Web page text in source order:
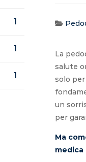
1
1
1
La
salute
solo
un
per
Ma
medica